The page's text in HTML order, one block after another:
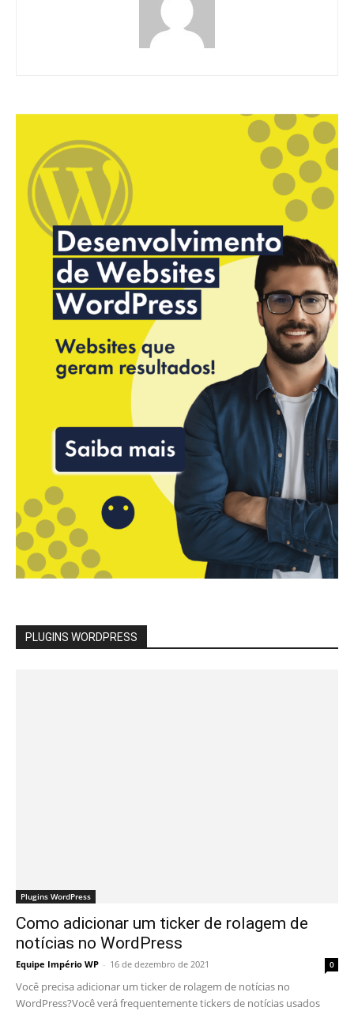
PLUGINS WORDPRESS
Plugins WordPress
Como adicionar um ticker de rolagem de
notícias no WordPress
Equipe Império WP - 16 de dezembro de 2021 0
Você precisa adicionar um ticker de rolagem de notícias no
WordPress?Você verá frequentemente tickers de notícias usados ​​